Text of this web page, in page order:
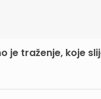
traženje, koje